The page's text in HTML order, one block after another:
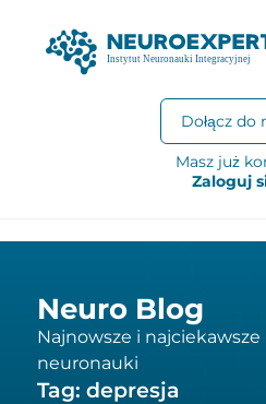
Dołącz do
Masz już
Zaloguj
Neuro Blog
Najnowsze i
neuronauki
Tag: depresja